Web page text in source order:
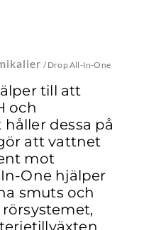
/ Drop All-In-One
till att
och
dessa på
att vattnet
mot
One hjälper
smuts och